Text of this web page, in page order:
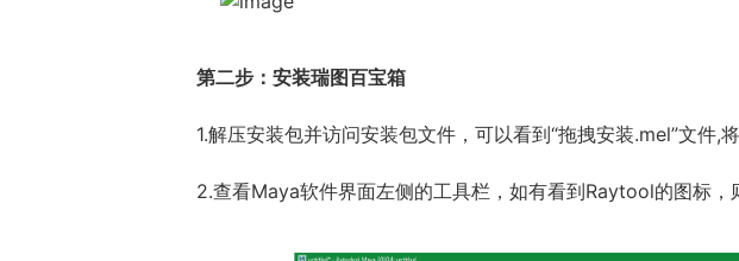
第二步：安装瑞图百宝箱
1.解压安装包并访问安装包文件，可以看到“拖拽安装.mel”文件,
2.查看Maya软件界面左侧的工具栏，如有看到Raytool的图标